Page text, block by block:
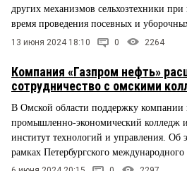
других механизмов сельхозтехники
время проведения посевных и
13 июня 2024 18:10 0 2264
Компания «Газпром нефть»
сотрудничество с омскими
В Омской области поддержку компании
промышленно-экономический колледж
институт технологий и управления. Об
рамках Петербургского